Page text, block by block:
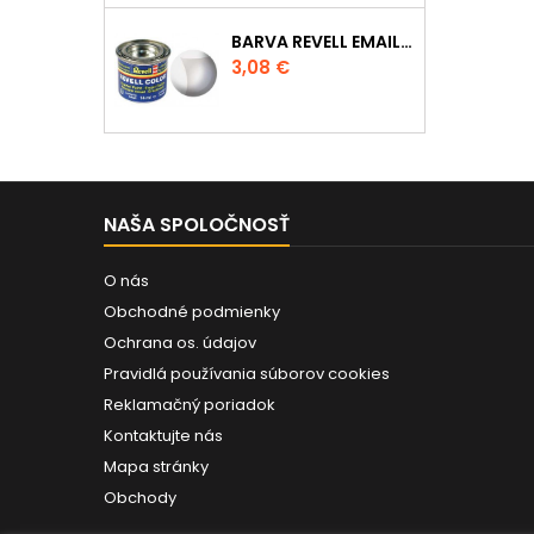
BARVA REVELL EMAILOVÁ - 32102: MATNÁ ČIRÁ (CLEAR MAT)
Cena
3,08 €
NAŠA SPOLOČNOSŤ
O nás
Obchodné podmienky
Ochrana os. údajov
Pravidlá používania súborov cookies
Reklamačný poriadok
Kontaktujte nás
Mapa stránky
Obchody